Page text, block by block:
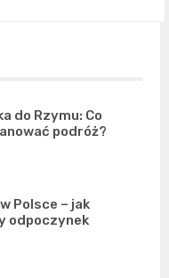
do Rzymu: Co
podróż?
Polsce – jak
odpoczynek